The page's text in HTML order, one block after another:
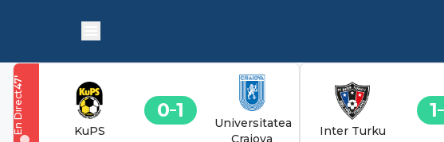
KuPS
0 1
Universitatea
Craiova
47
'
En Direct Inter Turku
1